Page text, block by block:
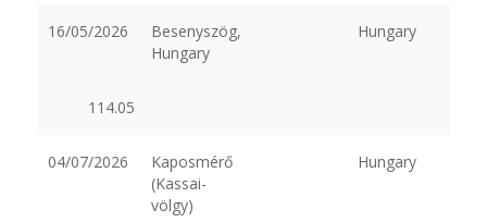
16/05/2026
Besenyszög,
Hungary
Hungary
114.05
04/07/2026
Kaposmérő
(Kassai-
völgy)
Hungary